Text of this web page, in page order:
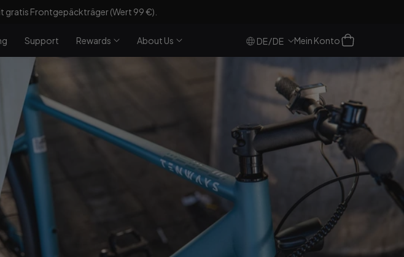
gratis Frontgepäckträger (Wert 99 €).
Support Rewards About Us DE/DE Mein Konto
EinloggenWarenkorb